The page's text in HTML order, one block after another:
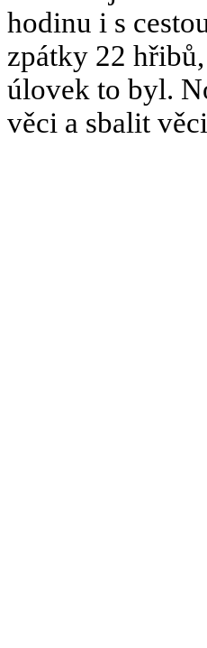
hodinu i s
zpátky 22
úlovek to byl.
věci a sbalit